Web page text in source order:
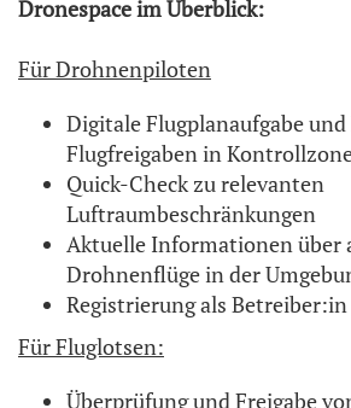
Dronespace im Überblick:
Für Drohnenpiloten
Digitale Flugplanaufgabe
Flugfreigaben in
Quick-Check zu relevanten
Luftraumbeschränkungen
Aktuelle Informationen über
Drohnenflüge in der
Registrierung als Betreiber:in
Für Fluglotsen:
Überprüfung und Freigabe